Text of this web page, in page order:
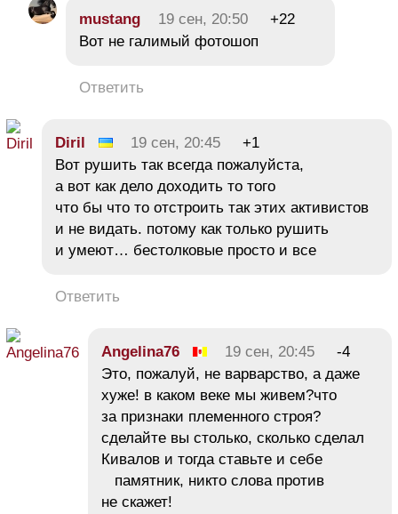
mustang 19 сен, 20:50
+22
Вот не галимый фотошоп
Ответить
Diril 19 сен, 20:45
+1
Вот рушить так всегда пожалуйста,
а вот как дело доходить то того
что бы что то отстроить так этих активистов
и не видать. потому как только рушить
и умеют… бестолковые просто и все
Ответить
Angelina76 19 сен, 20:45
-4
Это, пожалуй, не варварство, а даже
хуже! в каком веке мы живем?что
за признаки племенного строя?
сделайте вы столько, сколько сделал
Кивалов и тогда ставьте и себе
памятник, никто слова против
не скажет!